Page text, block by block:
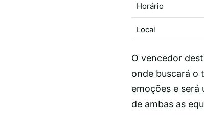
Horário
Local
O vencedor
onde buscará o
emoções e
de ambas as